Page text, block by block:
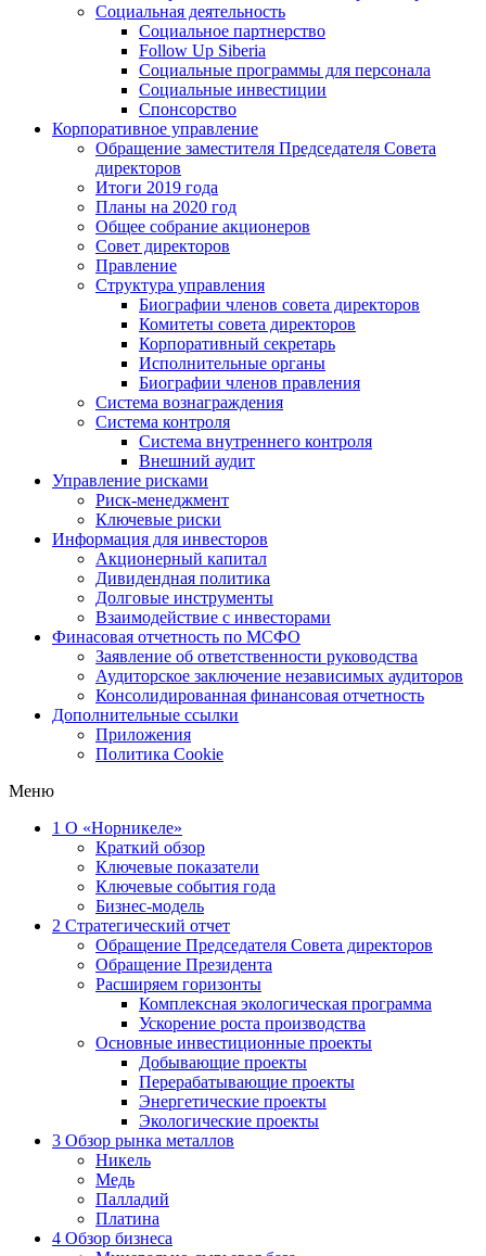
Социальная деятельность
Социальное партнерство
Follow Up Siberia
Социальные программы для персонала
Социальные инвестиции
Спонсорство
Корпоративное управление
Обращение заместителя Председателя Совета
директоров
Итоги 2019 года
Планы на 2020 год
Общее собрание акционеров
Совет директоров
Правление
Структура управления
Биографии членов совета директоров
Комитеты совета директоров
Корпоративный секретарь
Исполнительные органы
Биографии членов правления
Система вознаграждения
Система контроля
Система внутреннего контроля
Внешний аудит
Управление рисками
Риск-менеджмент
Ключевые риски
Информация для инвесторов
Акционерный капитал
Дивидендная политика
Долговые инструменты
Взаимодействие с инвеcторами
Финасовая отчетность по МСФО
Заявление об ответственности руководства
Аудиторское заключение независимых аудиторов
Консолидированная финансовая отчетность
Дополнительные ссылки
Приложения
Политика Cookie
Меню
1 О «Норникеле»
Краткий обзор
Ключевые показатели
Ключевые события года
Бизнес-модель
2 Стратегический отчет
Обращение Председателя Совета директоров
Обращение Президента
Расширяем горизонты
Комплексная экологическая программа
Ускорение роста производства
Основные инвестиционные проекты
Добывающие проекты
Перерабатывающие проекты
Энергетические проекты
Экологические проекты
3 Обзор рынка металлов
Никель
Медь
Палладий
Платина
4 Обзор бизнеса